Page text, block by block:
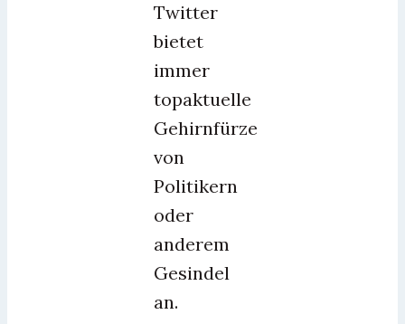
Twitter
bietet
immer
topaktuelle
Gehirnfürze
von
Politikern
oder
anderem
Gesindel
an.